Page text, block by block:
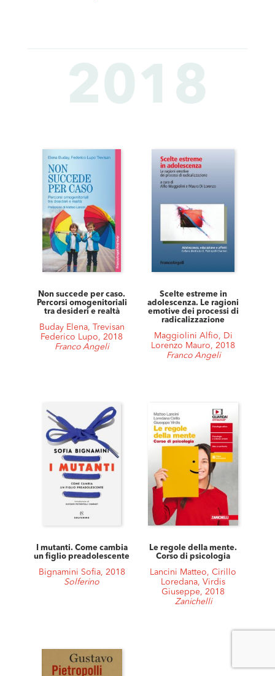
2018
Non succede per caso.
Percorsi omogenitoriali
tra desideri e realtà
Buday Elena, Trevisan
Federico Lupo, 2018
Franco Angeli
Scelte estreme in
adolescenza. Le ragioni
emotive dei processi di
radicalizzazione
Maggiolini Alfio, Di
Lorenzo Mauro, 2018
Franco Angeli
I mutanti. Come cambia
un figlio preadolescente
Bignamini Sofia, 2018
Solferino
Le regole della mente.
Corso di psicologia
Lancini Matteo, Cirillo
Loredana, Virdis
Giuseppe, 2018
Zanichelli